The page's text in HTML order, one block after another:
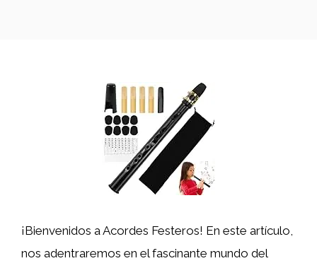
¡Bienvenidos a Acordes Festeros! En este artículo,
nos adentraremos en el fascinante mundo del